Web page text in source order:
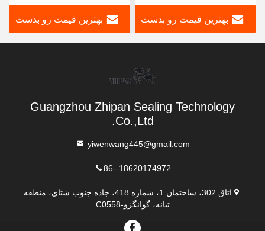
بهترین قیمت رو بدست
تعمیر ماشین آلات
بهترین قیمت رو بدست
Guangzhou Zhipan Sealing Technology
Co.,Ltd.
yiwenwang445@gmail.com
86--18620174972
اتاق 302، ساختمان 1، شماره 418، جاده جنوب شتاي، منطقه
تيانه، گوانگژو-C0558